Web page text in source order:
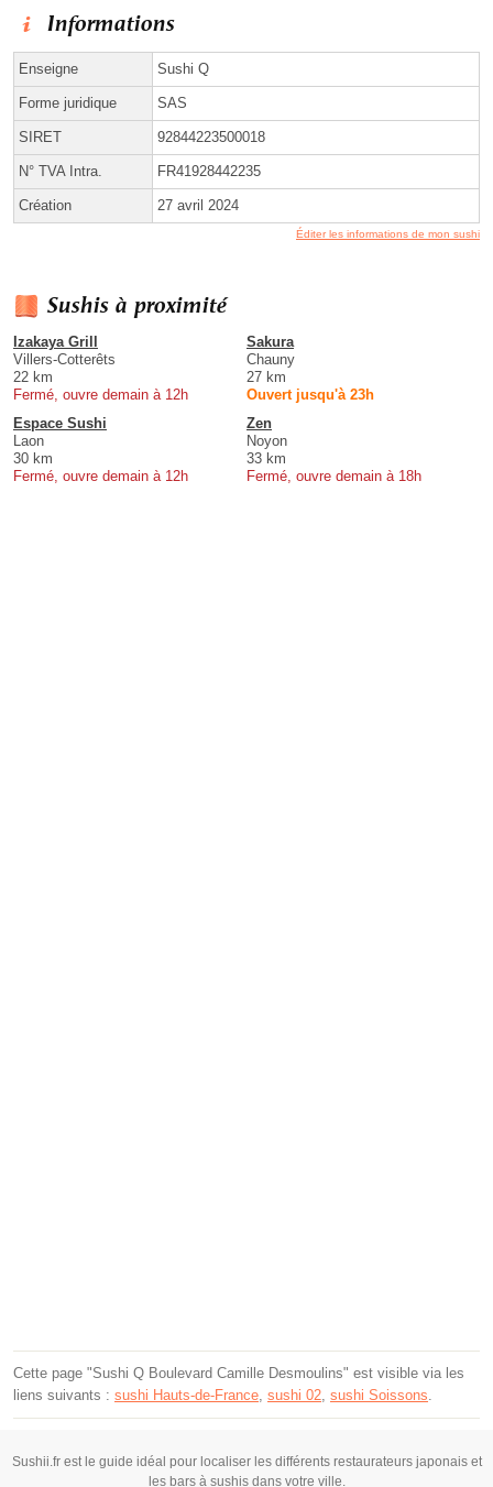
Informations
Enseigne Sushi Q
Forme juridique SAS
SIRET 92844223500018
N° TVA Intra. FR41928442235
Création 27 avril 2024
Éditer les informations de mon sushi
Sushis à proximité
Izakaya Grill
Villers-Cotterêts
22 km
Fermé, ouvre demain à 12h
Sakura
Chauny
27 km
Ouvert jusqu'à 23h
Espace Sushi
Laon
30 km
Fermé, ouvre demain à 12h
Zen
Noyon
33 km
Fermé, ouvre demain à 18h
Cette page "Sushi Q Boulevard Camille Desmoulins" est visible via les
liens suivants : sushi Hauts-de-France, sushi 02, sushi Soissons.
Sushii.fr est le guide idéal pour localiser les différents restaurateurs japonais et
les bars à sushis dans votre ville.